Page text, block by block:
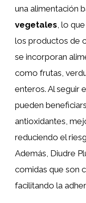
una alimentación
vegetales , lo
los productos de
se incorporan
como frutas,
enteros. Al seguir
pueden
antioxidantes,
reduciendo el
Además, Diudre
comidas que son
facilitando la